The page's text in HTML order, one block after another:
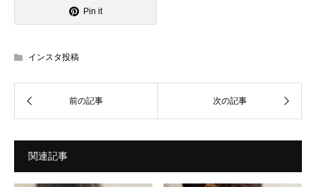
Pin it
インスタ投稿
関連記事